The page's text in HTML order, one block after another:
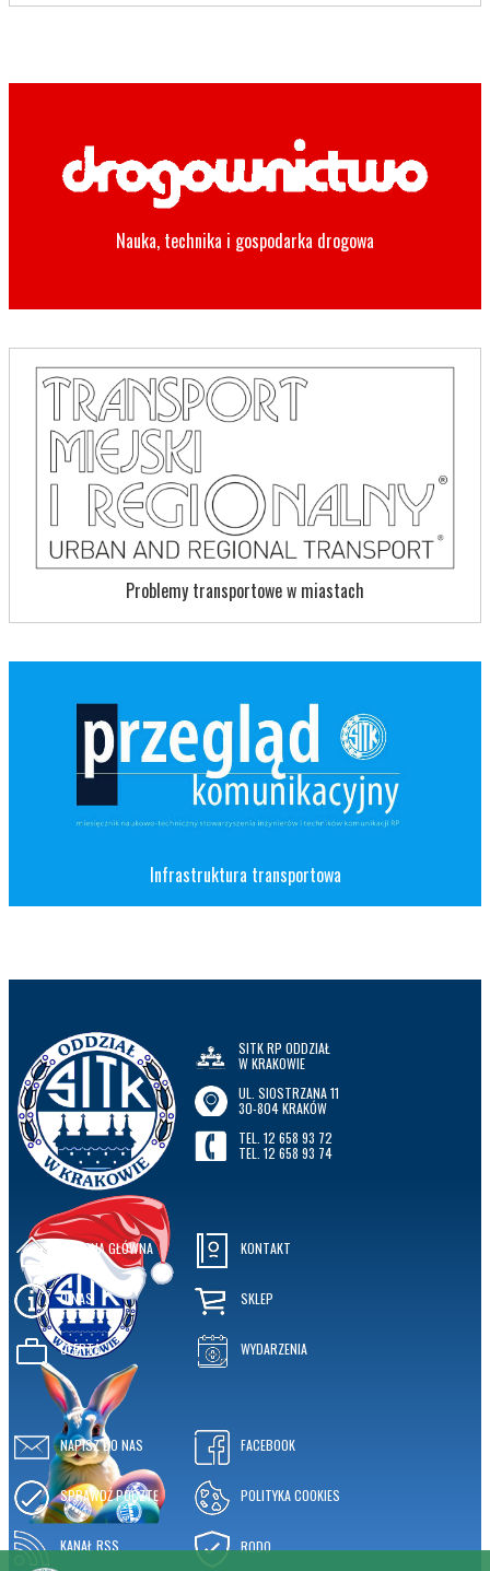
Nauka, technika i gospodarka drogowa
Problemy transportowe w miastach
Infrastruktura transportowa
SITK RP ODDZIAŁ
W KRAKOWIE
UL. SIOSTRZANA 11
30-804 KRAKÓW
TEL. 12 658 93 72
TEL. 12 658 93 74
STRONA GŁÓWNA
O NAS
OFERTA
KONTAKT
SKLEP
WYDARZENIA
NAPISZ DO NAS
SPRAWDŹ POCZTĘ
KANAŁ RSS
FACEBOOK
POLITYKA COOKIES
RODO